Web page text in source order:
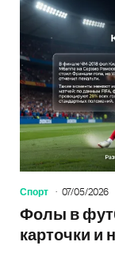
Спорт 07/05/2026
Фолы в
карточки и